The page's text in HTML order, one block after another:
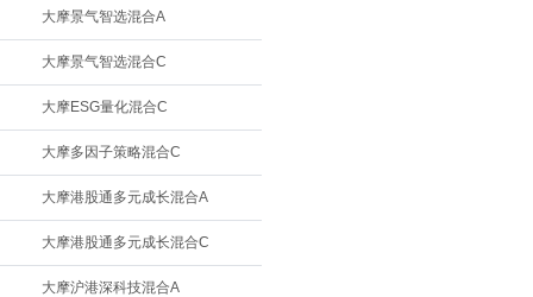
大摩景气智选混合A
大摩景气智选混合C
大摩ESG量化混合C
大摩多因子策略混合C
大摩港股通多元成长混合A
大摩港股通多元成长混合C
大摩沪港深科技混合A